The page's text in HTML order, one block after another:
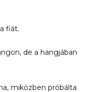
fiát.
de a hangjában
miközben próbálta